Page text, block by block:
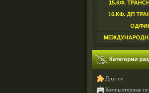
15.КФ.
16.КФ. ДП
Категории
Другое
Компьютерные